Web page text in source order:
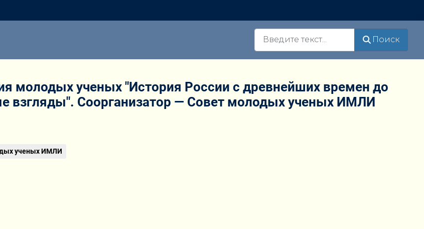
Поиск
молодых ученых "История России с древнейших времен до
взгляды". Соорганизатор — Совет молодых ученых ИМЛИ
ученых ИМЛИ